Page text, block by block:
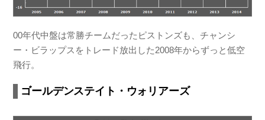
00年代中盤は常勝チームだったピストンズも、チャンシ
ー・ビラップスをトレード放出した2008年からずっと低空
飛行。
ゴールデンステイト・ウォリアーズ